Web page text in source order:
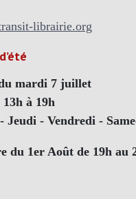
librairie.org
mardi 7 juillet
à 19h
Jeudi - Vendredi -
du 1er Août de 19h au